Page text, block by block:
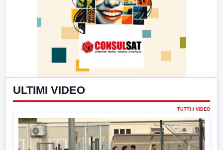
ULTIMI VIDEO
TUTTI I VIDEO